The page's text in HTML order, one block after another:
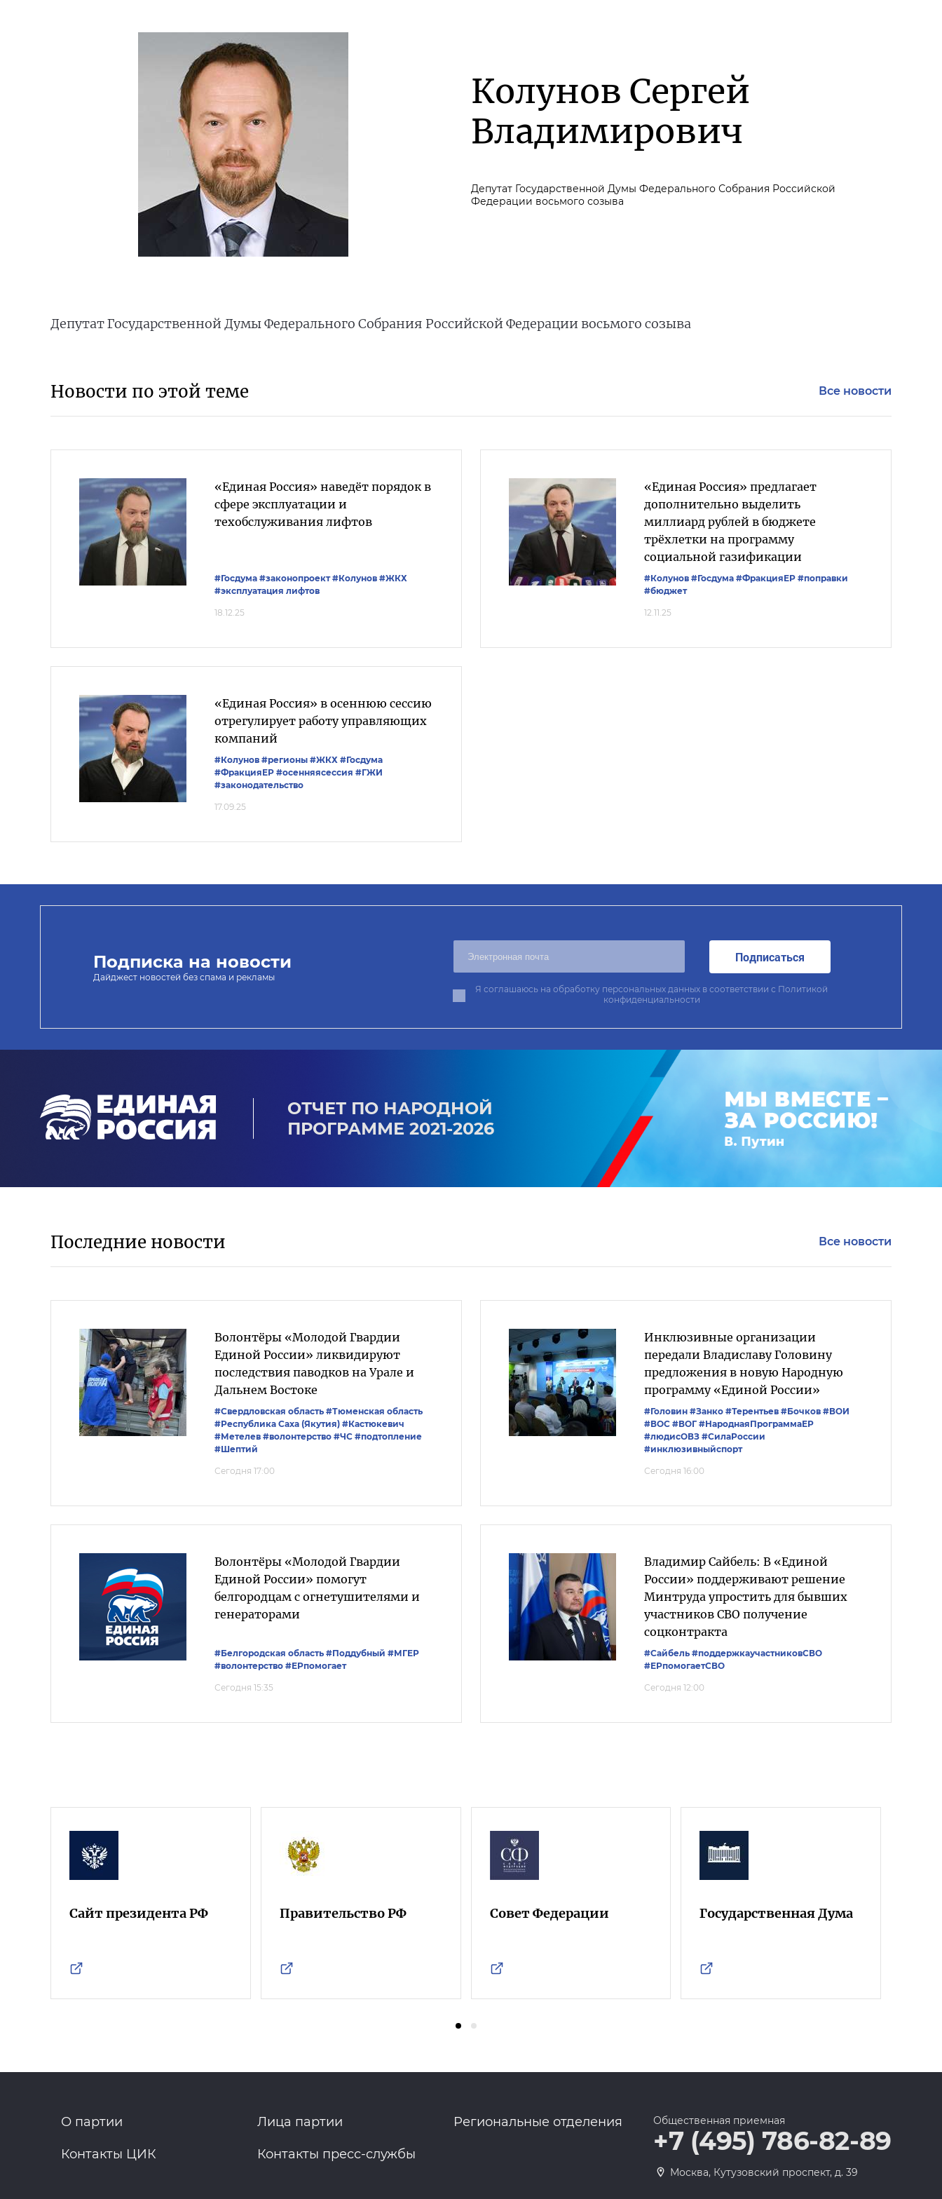
Колунов Сергей
Владимирович
Депутат Государственной Думы Федерального Собрания Российской
Федерации восьмого созыва
Депутат Государственной Думы Федерального Собрания Российской Федерации восьмого созыва
Новости по этой теме Все новости
«Единая Россия» наведёт порядок в
сфере эксплуатации и
техобслуживания лифтов
#Госдума #законопроект #Колунов #ЖКХ
#эксплуатация лифтов
18.12.25
«Единая Россия» предлагает
дополнительно выделить
миллиард рублей в бюджете
трёхлетки на программу
социальной газификации
#Колунов #Госдума #ФракцияЕР #поправки
#бюджет
12.11.25
«Единая Россия» в осеннюю сессию
отрегулирует работу управляющих
компаний
#Колунов #регионы #ЖКХ #Госдума
#ФракцияЕР #осенняясессия #ГЖИ
#законодательство
17.09.25
Подписка на новости
Дайджест новостей без спама и рекламы
Подписаться
Я соглашаюсь на обработку персональных данных в соответствии с Политикой
конфиденциальности
ОТЧЕТ ПО НАРОДНОЙ
ПРОГРАММЕ 2021-2026
Последние новости Все новости
Волонтёры «Молодой Гвардии
Единой России» ликвидируют
последствия паводков на Урале и
Дальнем Востоке
#Свердловская область #Тюменская область
#Республика Саха (Якутия) #Кастюкевич
#Метелев #волонтерство #ЧС #подтопление
#Шептий
Сегодня 17:00
Инклюзивные организации
передали Владиславу Головину
предложения в новую Народную
программу «Единой России»
#Головин #Занко #Терентьев #Бочков #ВОИ
#ВОС #ВОГ #НароднаяПрограммаЕР
#людисОВЗ #СилаРоссии
#инклюзивныйспорт
Сегодня 16:00
Волонтёры «Молодой Гвардии
Единой России» помогут
белгородцам с огнетушителями и
генераторами
#Белгородская область #Поддубный #‎МГЕР‬
#волонтерство #ЕРпомогает
Сегодня 15:35
Владимир Сайбель: В «Единой
России» поддерживают решение
Минтруда упростить для бывших
участников СВО получение
соцконтракта
#Сайбель #поддержкаучастниковСВО
#ЕРпомогаетСВО
Сегодня 12:00
Сайт президента РФ Правительство РФ Совет Федерации Государственная Дума
О партии Лица партии Региональные отделения
Контакты ЦИК Контакты пресс-службы
Общественная приемная
+7 (495) 786-82-89
Москва, Кутузовский проспект, д. 39